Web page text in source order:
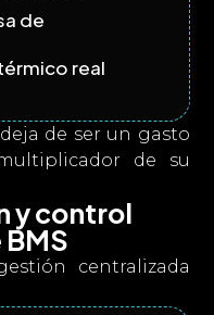
de
real
de ser un gasto
de su
y control
centralizada